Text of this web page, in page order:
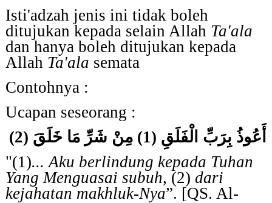
Isti'adzah jenis ini tidak boleh
ditujukan kepada selain Allah Ta'ala
dan hanya boleh ditujukan kepada
Allah Ta'ala semata
Contohnya :
Ucapan seseorang :
أَعُوذُ بِرَبِّ الْفَلَقِ (
1
) مِنْ شَرِّ مَا خَلَقَ (
2
)
"(1)... Aku berlindung kepada Tuhan
Yang Menguasai subuh, (2) dari
kejahatan makhluk-Nya”. [QS. Al-